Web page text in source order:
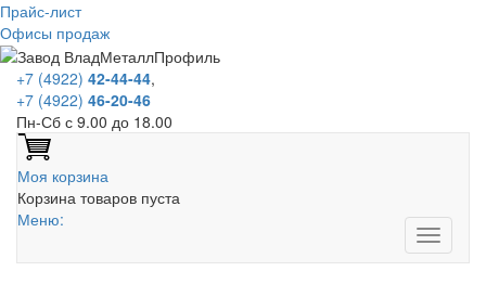
Прайс-лист
Офисы продаж
+7 (4922) 42-44-44,
+7 (4922) 46-20-46
Пн-Сб с 9.00 до 18.00
Моя корзина
Корзина товаров пуста
Меню: